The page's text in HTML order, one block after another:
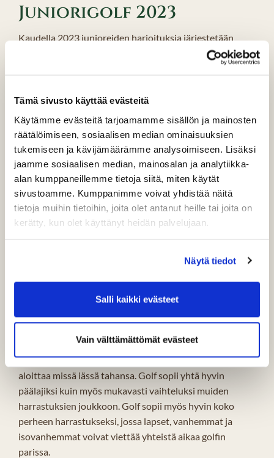
Tämä sivusto käyttää evästeitä
Käytämme evästeitä tarjoamamme sisällön ja mainosten
räätälöimiseen, sosiaalisen median ominaisuuksien
tukemiseen ja kävijämäärämme analysoimiseen. Lisäksi
jaamme sosiaalisen median, mainosalan ja analytiikka-
alan kumppaneillemme tietoja siitä, miten käytät
sivustoamme. Kumppanimme voivat yhdistää näitä
tietoja muihin tietoihin, joita olet antanut heille tai joita on
kerätty, kun olet käyttänyt heidän palvelujaan.
Näytä tiedot
Salli kaikki evästeet
Vain välttämättömät evästeet
Juniorigolf 2023
Kaudella 2023 junioreiden harjoituksia järjestetään
pääsääntöisesti 2 kertaa viikossa. Harjoituksia
järjestetään keskiviikkoisin ja perjantaisin klo 17:30-
31.5. Harjoitukset on suunnattu yli 7-vuotiaille
Golf on junioreille edullinen harrastus. Junioreiden
harjoitusten kausimaksu on vain 25 €/kausi (sisältäen
ohjatut harjoitukset sekä välineet ja pallot). Seuran
jäsenille harjoitukset ovat ilmaiset. Juniori jäsenmaksu
on 30€. Peruskurssi, seuran jäsenyys ja kausipelioikeus
on hinnoiteltu aktiivisen harrastuksen aloittaville
junioreille erittäin edulliseksi, löydät hinnat Golfopetus-
suorittanut juniori saa pelata kentällä vanhemman
Golfia pelataan raikkaassa ulkoilmassa ja liikunta tulee
lihaskoordinaatiota, pitkäjänteisyyttä, keskittymiskykyä,
tunteiden hallintaa ja sosiaalisia taitoja. Golfin voi
aloittaa missä iässä tahansa. Golf sopii yhtä hyvin
päälajiksi kuin myös mukavasti vaihteluksi muiden
harrastuksien joukkoon. Golf sopii myös hyvin koko
perheen harrastukseksi, jossa lapset, vanhemmat ja
isovanhemmat voivat viettää yhteistä aikaa golfin
parissa.